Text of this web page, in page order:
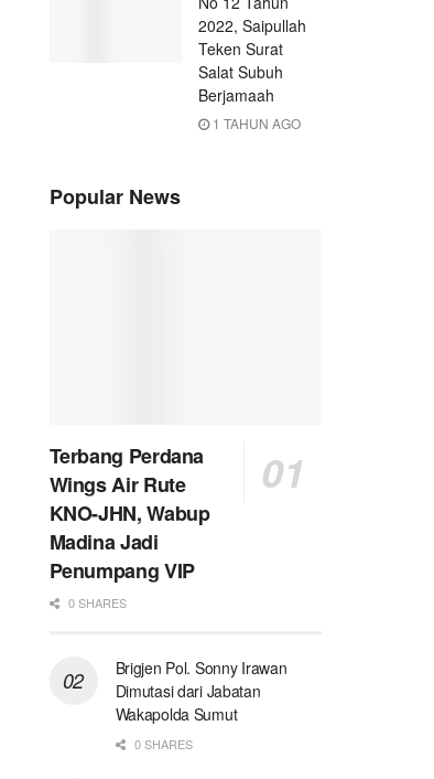
2022, Saipullah
Teken Surat
Salat Subuh
Berjamaah
1 TAHUN AGO
Popular News
Terbang Perdana
Wings Air Rute
KNO-JHN, Wabup
Madina Jadi
Penumpang VIP
0 SHARES
Brigjen Pol. Sonny Irawan
Dimutasi dari Jabatan
Wakapolda Sumut
0 SHARES